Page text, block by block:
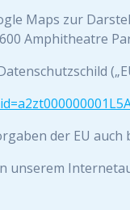
Maps zur
Amphitheatre
der EU
unserem